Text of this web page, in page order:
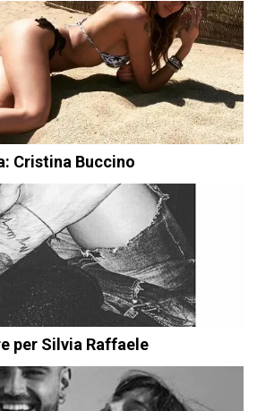
Cristina Buccino
per Silvia Raffaele